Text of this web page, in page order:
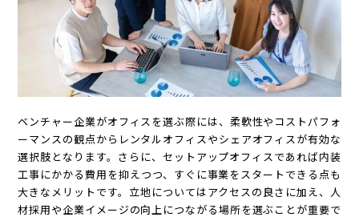
ベンチャー企業がオフィスを選ぶ際には、柔軟性やコストパフォ
ーマンスの観点からレンタルオフィスやシェアオフィスが有効な
選択肢となります。さらに、セットアップオフィスであれば内装
工事にかかる費用を抑えつつ、すぐに事業をスタートできる点も
大きなメリットです。立地についてはアクセスの良さに加え、人
材採用や企業イメージの向上につながる場所を選ぶことが重要で